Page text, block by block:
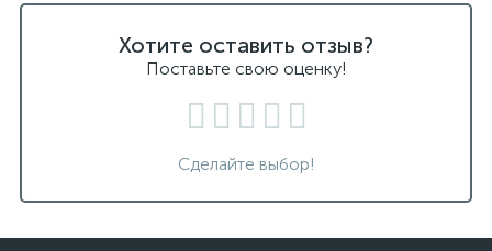
Хотите оставить отзыв?
Поставьте свою оценку!
Сделайте выбор!